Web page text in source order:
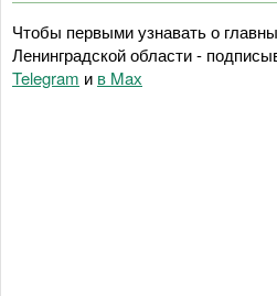
Чтобы первыми узнавать о
Ленинградской области -
Telegram и в Maх